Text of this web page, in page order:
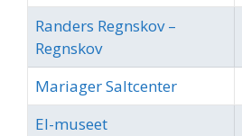
Randers Regnskov –
Regnskov
Mariager Saltcenter
El-museet